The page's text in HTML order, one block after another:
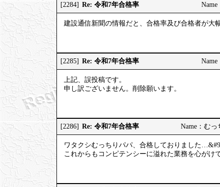
[2284] Re: 令和7年合格率
建設通信新聞の情報だと、合格率及び合格者が大
[2285] Re: 令和7年合格率
上記、誤投稿です。
申し訳ございません。削除願います。
[2286] Re: 令和7年合格率 Name：む
ワタクシむっちりパパ、合格しておりました
これからもコンピテンシーに溢れた業務を心がけ